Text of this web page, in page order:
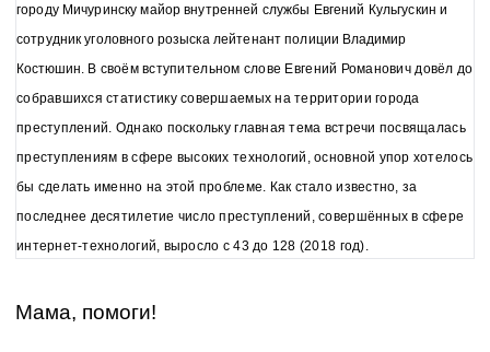
городу Мичуринску майор внутренней службы Евгений Кульгускин и
сотрудник уголовного розыска лейтенант полиции Владимир
Костюшин. В своём вступительном слове Евгений Романович довёл до
собравшихся статистику совершаемых на территории города
преступлений. Однако поскольку главная тема встречи посвящалась
преступлениям в сфере высоких технологий, основной упор хотелось
бы сделать именно на этой проблеме. Как стало известно, за
последнее десятилетие число преступлений, совершённых в сфере
интернет-технологий, выросло с 43 до 128 (2018 год).
Мама, помоги!